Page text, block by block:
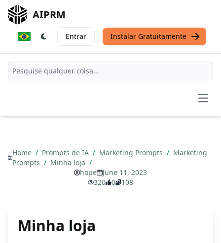
AIPRM
Entrar Instalar Gratuitamente
Home / Prompts de IA / Marketing Prompts / Marketing
Prompts / Minha loja /
hope
June 11, 2023
320
0 108
Minha loja